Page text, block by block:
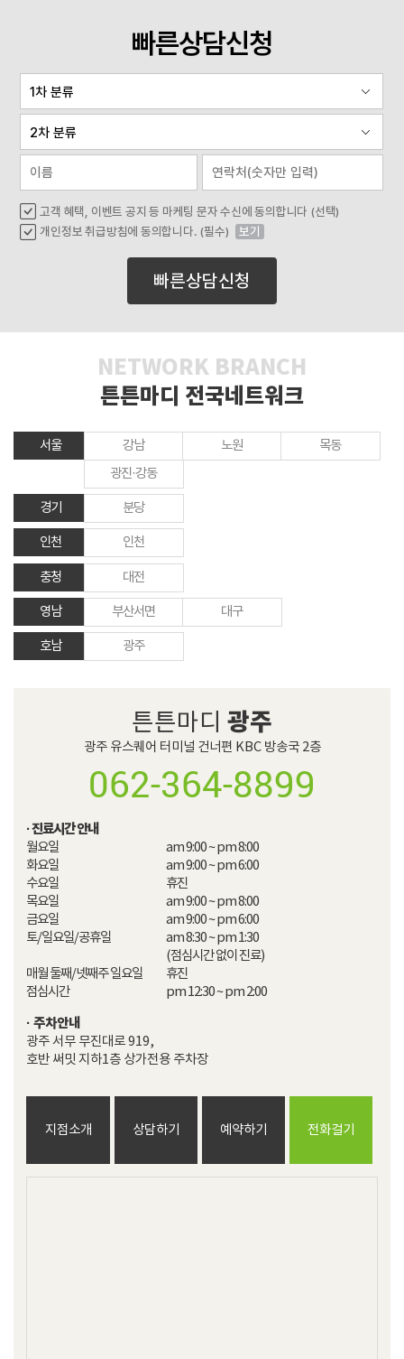
빠른상담신청
고객 혜택, 이벤트 공지 등 마케팅 문자 수신에 동의합니다 (선택)
개인정보 취급방침에 동의합니다. (필수)
보기
빠른상담신청
NETWORK BRANCH
튼튼마디 전국네트워크
서울 강남 노원
목동
광진·강동
경기 분당
인천 인천
충청 대전
영남 부산서면 대구
호남 광주
튼튼마디 광주
광주 유스퀘어 터미널 건너편 KBC 방송국 2층
062-364-8899
· 진료시간 안내
월요일
화요일
수요일
목요일
금요일
토/일요일/공휴일
매월 둘째/넷째주 일요일
점심시간
am 9:00 ~ pm 8:00
am 9:00 ~ pm 6:00
휴진
am 9:00 ~ pm 8:00
am 9:00 ~ pm 6:00
am 8:30 ~ pm 1:30
(점심시간 없이 진료)
휴진
pm 12:30 ~ pm 2:00
· 주차안내
광주 서무 무진대로 919,
호반 써밋 지하1층 상가전용 주차장
지점소개 상담하기 예약하기 전화걸기